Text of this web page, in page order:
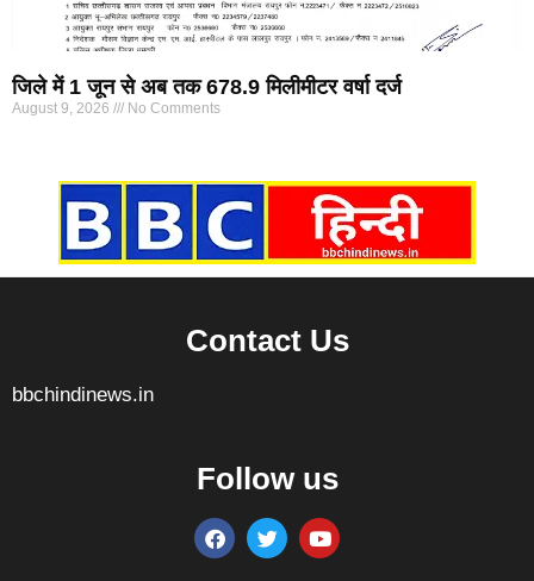
जिले में 1 जून से अब तक 678.9 मिलीमीटर वर्षा दर्ज
August 9, 2026 No Comments
Contact Us
bbchindinews.in
Follow us